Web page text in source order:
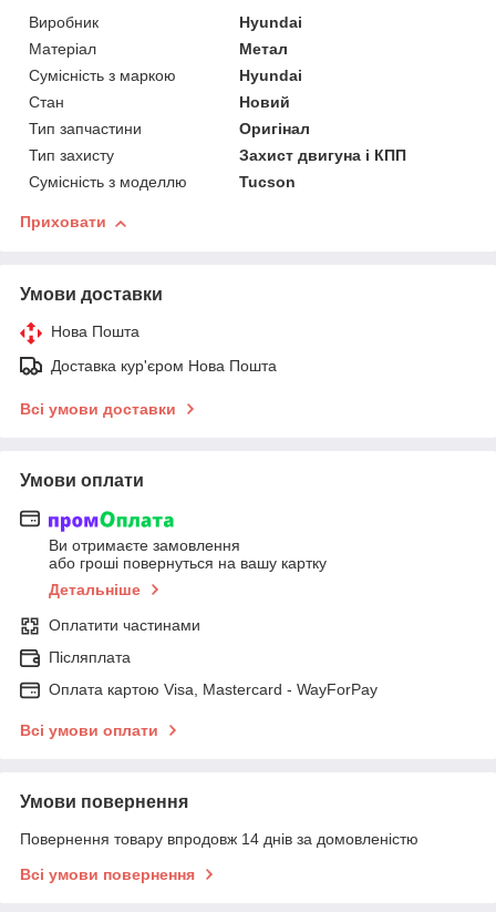
Виробник
Hyundai
Матеріал
Метал
Сумісність з маркою
Hyundai
Стан
Новий
Тип запчастини
Оригінал
Тип захисту
Захист двигуна і КПП
Сумісність з моделлю
Tucson
Приховати
Умови доставки
Нова Пошта
Доставка кур'єром Нова Пошта
Всі умови доставки
Умови оплати
Ви отримаєте замовлення
або гроші повернуться на вашу картку
Детальніше
Оплатити частинами
Післяплата
Оплата картою Visa, Mastercard - WayForPay
Всі умови оплати
Умови повернення
Повернення товару впродовж 14 днів за домовленістю
Всі умови повернення